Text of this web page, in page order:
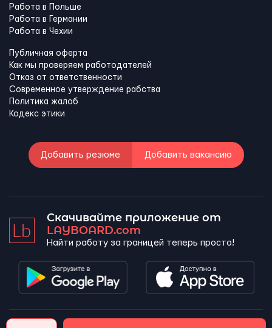
Работа в Польше
Работа в Германии
Работа в Чехии
Публичная оферта
Как мы проверяем работодателей
Отказ от ответственности
Современное утверждение рабства
Политика жалоб
Кодекс этики
Добавить резюме Добавить вакансию
Скачивайте приложение от
LAYBOARD.com
Найти работу за границей теперь просто!